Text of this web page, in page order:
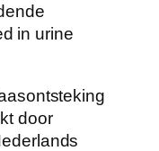
in urine
door